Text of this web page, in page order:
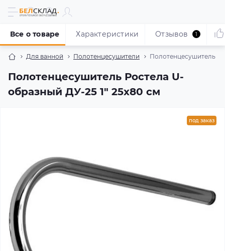
Для ванной Полотенцесушители Полотенцесушитель
Полотенцесушитель Ростела U-
образный ДУ-25 1" 25x80 см
Все о товаре Характеристики Отзывов 1
под заказ